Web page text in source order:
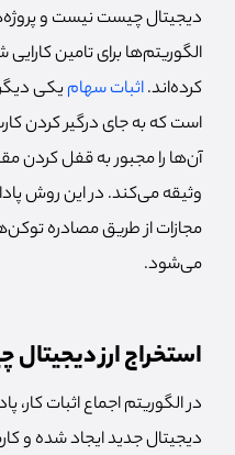
دیجیتال چیست نیست و
الگوریتم‌ها برای تامین
کرده‌اند.اثبات سهام یکی
است که به جای درگیر کردن
آن‌ها را مجبور به قفل کردن
وثیقه می‌کند. در این روش
مجازات از طریق مصادره
می‌شود.
استخراج ارز
در الگوریتم اجماع اثبات کار،
دیجیتال جدید ایجاد شده و